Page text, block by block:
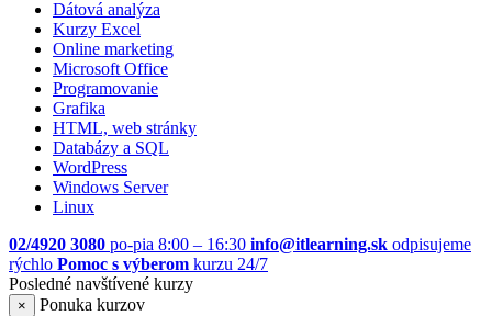
Dátová analýza
Kurzy Excel
Online marketing
Microsoft Office
Programovanie
Grafika
HTML, web stránky
Databázy a SQL
WordPress
Windows Server
Linux
02/4920 3080 po-pia 8:00 – 16:30 info@itlearning.sk odpisujeme
rýchlo Pomoc s výberom kurzu 24/7
Posledné navštívené kurzy
×
Ponuka kurzov